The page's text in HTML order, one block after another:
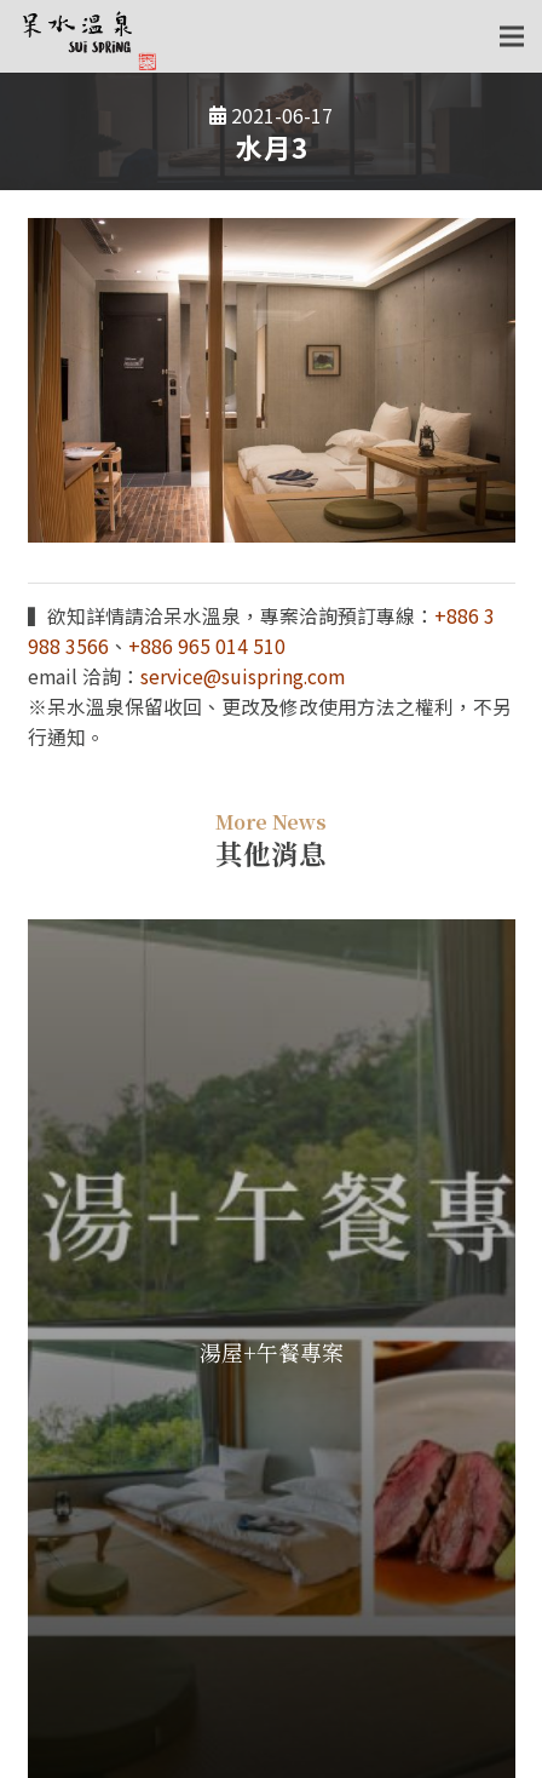
2021-06-17
水月3
▍欲知詳情請洽呆水溫泉，專案洽詢預訂專線： +886 3
988 3566、 +886 965 014 510
email 洽詢： service@suispring.com
※呆水溫泉保留收回、更改及修改使用方法之權利，不另
行通知。
More News
其他消息
湯屋+午餐專案